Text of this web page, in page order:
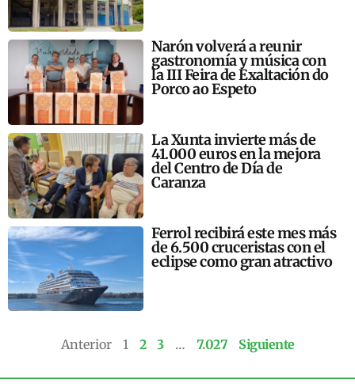
Narón volverá a reunir
gastronomía y música con
la III Feira de Exaltación do
Porco ao Espeto
La Xunta invierte más de
41.000 euros en la mejora
del Centro de Día de
Caranza
Ferrol recibirá este mes más
de 6.500 cruceristas con el
eclipse como gran atractivo
Anterior 1 2 3 … 7.027 Siguiente